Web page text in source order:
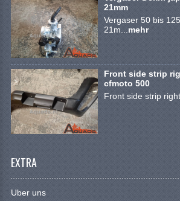
21mm
Vergaser 50 bis
21m... mehr
Front side strip
cfmoto 500
Front side strip
EXTRA
Uber uns